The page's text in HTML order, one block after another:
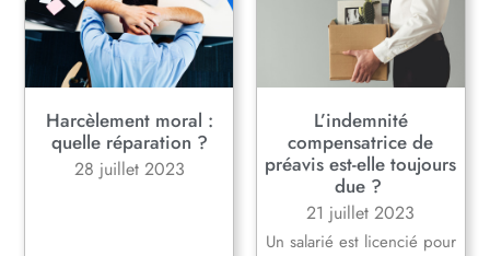
Harcèlement moral :
quelle réparation ?
28 juillet 2023
L’indemnité
compensatrice de
préavis est-elle toujours
due ?
21 juillet 2023
Un salarié est licencié pour